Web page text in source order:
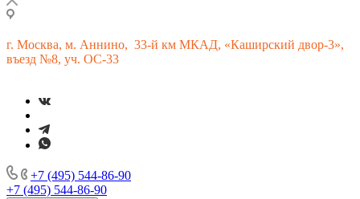
г. Москва, м. Аннино, 33-й км МКАД, «Каширский двор-3»,
въезд №8, уч. ОС-33
+7 (495) 544-86-90
+7 (495) 544-86-90